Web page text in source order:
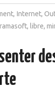
, Internet,
, libre,